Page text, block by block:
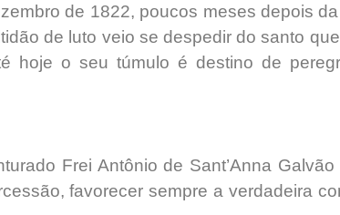
de 1822, poucos meses depois
de luto veio se despedir do santo
hoje o seu túmulo é destino de
Frei Antônio de Sant’Anna
favorecer sempre a verdadeira